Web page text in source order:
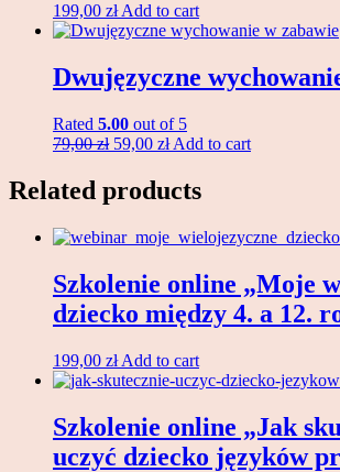
199,00 złAdd to cart
Dwujęzyczne
Rated 5.00 out of 5
79,00zł Original
79,00 zł.
59,00 złCurrent
59,00 zł.
Add to cart
Related products
Szkolenie online „Moje
dziecko między 4. a 12.
199,00 zł Add to cart
Szkolenie online „Jak
uczyć dziecko języków